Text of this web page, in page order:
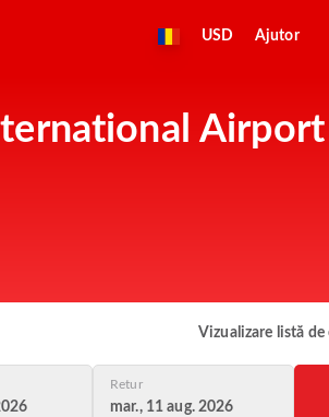
USD Ajutor
Airport
Vizualizare listă de
Retur
mar., 11 aug. 2026